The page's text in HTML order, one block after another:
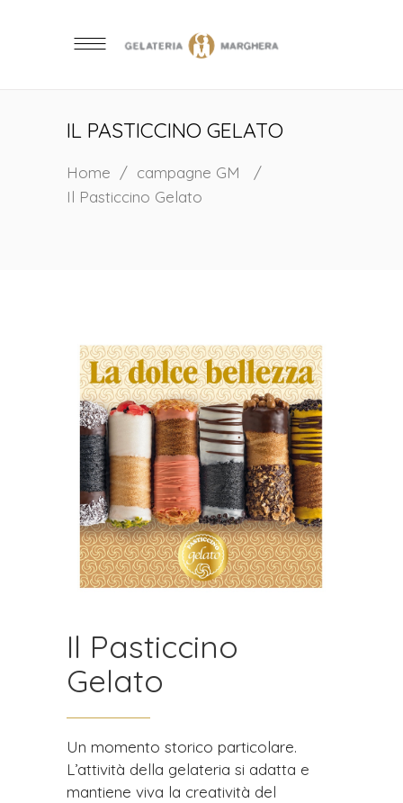
IL PASTICCINO GELATO
Home / campagne GM
/
Il Pasticcino Gelato
Il Pasticcino
Gelato
Un momento storico particolare.
L’attività della gelateria si adatta e
mantiene viva la creatività del